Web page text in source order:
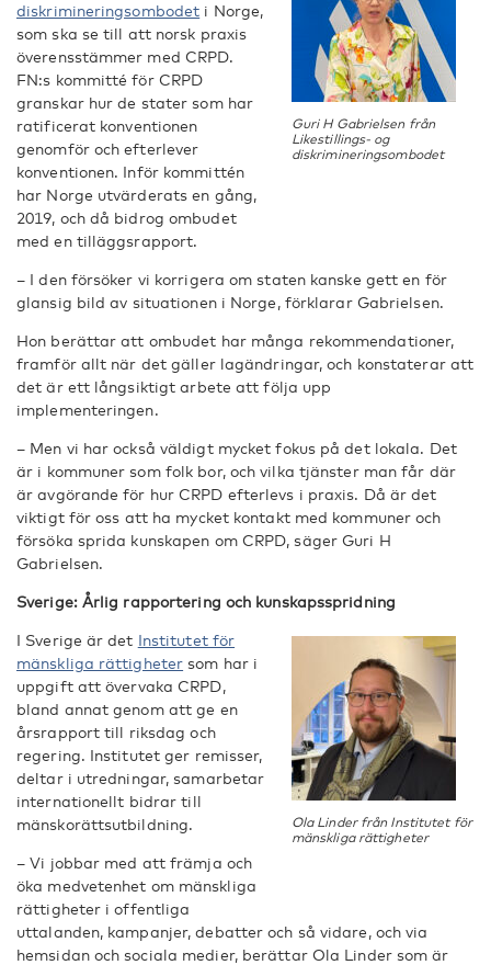
Guri H Gabrielsen från
Likestillings- og
diskrimineringsombodet
diskrimineringsombodet i Norge,
som ska se till att norsk praxis
överensstämmer med CRPD.
FN:s kommitté för CRPD
granskar hur de stater som har
ratificerat konventionen
genomför och efterlever
konventionen. Inför kommittén
har Norge utvärderats en gång,
2019, och då bidrog ombudet
med en tilläggsrapport.
– I den försöker vi korrigera om staten kanske gett en för
glansig bild av situationen i Norge, förklarar Gabrielsen.
Hon berättar att ombudet har många rekommendationer,
framför allt när det gäller lagändringar, och konstaterar att
det är ett långsiktigt arbete att följa upp
implementeringen.
– Men vi har också väldigt mycket fokus på det lokala. Det
är i kommuner som folk bor, och vilka tjänster man får där
är avgörande för hur CRPD efterlevs i praxis. Då är det
viktigt för oss att ha mycket kontakt med kommuner och
försöka sprida kunskapen om CRPD, säger Guri H
Gabrielsen.
Sverige: Årlig rapportering och kunskapsspridning
Ola Linder från Institutet för
mänskliga rättigheter
I Sverige är det Institutet för
mänskliga rättigheter som har i
uppgift att övervaka CRPD,
bland annat genom att ge en
årsrapport till riksdag och
regering. Institutet ger remisser,
deltar i utredningar, samarbetar
internationellt bidrar till
mänskorättsutbildning.
– Vi jobbar med att främja och
öka medvetenhet om mänskliga
rättigheter i offentliga
uttalanden, kampanjer, debatter och så vidare, och via
hemsidan och sociala medier, berättar Ola Linder som är